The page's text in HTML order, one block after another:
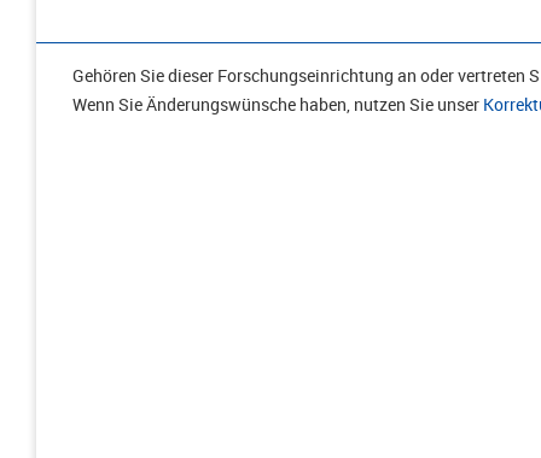
Gehören Sie dieser Forschungseinrichtung an oder vertreten
Wenn Sie Änderungswünsche haben, nutzen Sie unser